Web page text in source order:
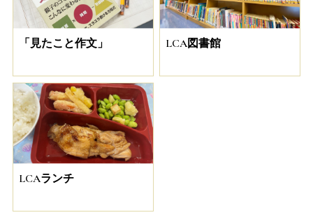
「見たこと作文」 LCA図書館
LCAランチ